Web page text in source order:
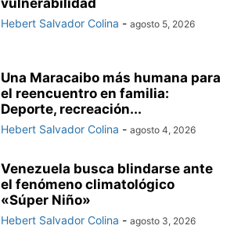
vulnerabilidad
Hebert Salvador Colina - agosto 5, 2026
Una Maracaibo más humana para
el reencuentro en familia:
Deporte, recreación...
Hebert Salvador Colina - agosto 4, 2026
Venezuela busca blindarse ante
el fenómeno climatológico
«Súper Niño»
Hebert Salvador Colina - agosto 3, 2026